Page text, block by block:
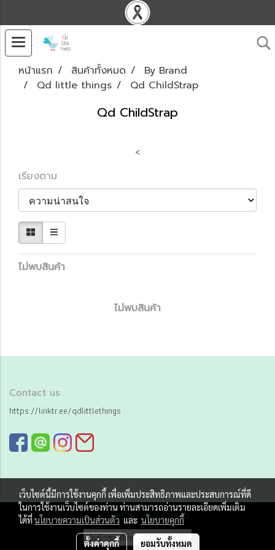
หน้าแรก สินค้าทั้งหมด
By Brand
Qd little things
Qd ChildStrap
Qd ChildStrap
<
เรียงตาม
ไม่พบสินค้า
ไม่พบสินค้า
Contact us
https://linktr.ee/qdlittlethings
Copy right by Qd little things
ผู้เข้าชมทั้งหมด3,278,894
เว็บไซต์นี้มีการใช้งานคุกกี้ เพื่อเพิ่มประสิทธิภาพและประสบการณ์ที่ดี
ในการใช้งานเว็บไซต์ของท่าน ท่านสามารถอ่านรายละเอียดเพิ่มเติม
ได้ที่นโยบายความเป็นส่วนตัว และ นโยบายคุกกี้
ตั้งค่าคุกกี้ ยอมรับทั้งหมด